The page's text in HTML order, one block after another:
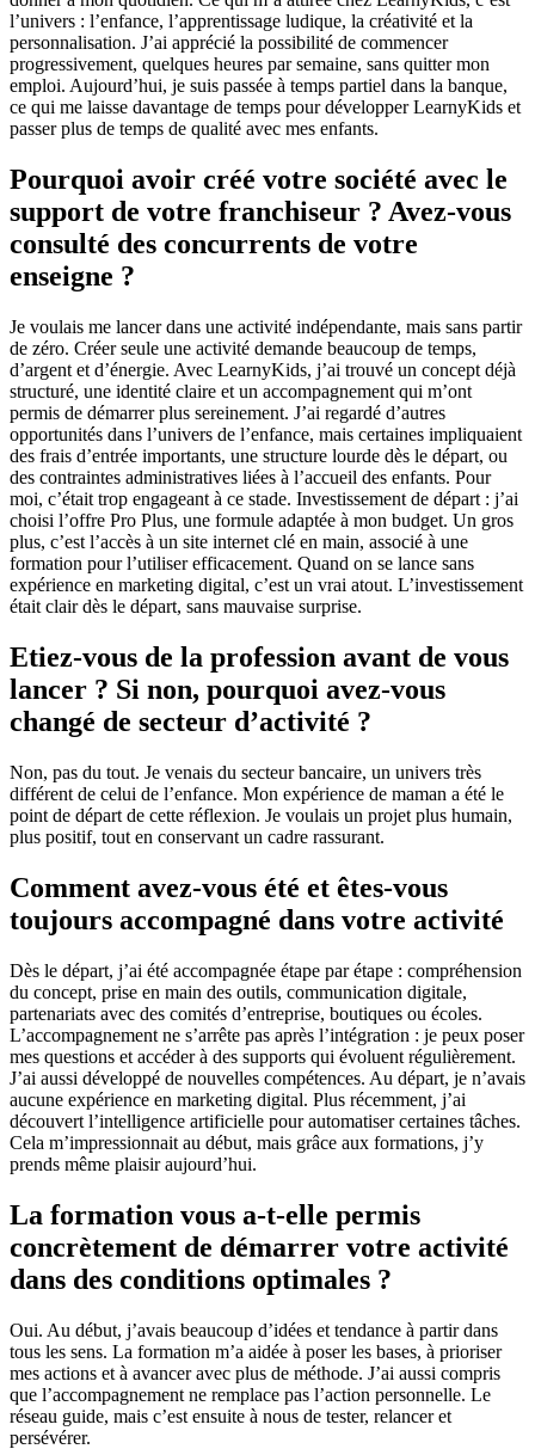
l’univers : l’enfance, l’apprentissage ludique, la créativité et la
personnalisation. J’ai apprécié la possibilité de commencer
progressivement, quelques heures par semaine, sans quitter mon
emploi. Aujourd’hui, je suis passée à temps partiel dans la banque,
ce qui me laisse davantage de temps pour développer LearnyKids et
passer plus de temps de qualité avec mes enfants.
Pourquoi avoir créé votre société avec le
support de votre franchiseur ? Avez-vous
consulté des concurrents de votre
enseigne ?
Je voulais me lancer dans une activité indépendante, mais sans partir
de zéro. Créer seule une activité demande beaucoup de temps,
d’argent et d’énergie. Avec LearnyKids, j’ai trouvé un concept déjà
structuré, une identité claire et un accompagnement qui m’ont
permis de démarrer plus sereinement. J’ai regardé d’autres
opportunités dans l’univers de l’enfance, mais certaines impliquaient
des frais d’entrée importants, une structure lourde dès le départ, ou
des contraintes administratives liées à l’accueil des enfants. Pour
moi, c’était trop engageant à ce stade. Investissement de départ : j’ai
choisi l’offre Pro Plus, une formule adaptée à mon budget. Un gros
plus, c’est l’accès à un site internet clé en main, associé à une
formation pour l’utiliser efficacement. Quand on se lance sans
expérience en marketing digital, c’est un vrai atout. L’investissement
était clair dès le départ, sans mauvaise surprise.
Etiez-vous de la profession avant de vous
lancer ? Si non, pourquoi avez-vous
changé de secteur d’activité ?
Non, pas du tout. Je venais du secteur bancaire, un univers très
différent de celui de l’enfance. Mon expérience de maman a été le
point de départ de cette réflexion. Je voulais un projet plus humain,
plus positif, tout en conservant un cadre rassurant.
Comment avez-vous été et êtes-vous
toujours accompagné dans votre activité
Dès le départ, j’ai été accompagnée étape par étape : compréhension
du concept, prise en main des outils, communication digitale,
partenariats avec des comités d’entreprise, boutiques ou écoles.
L’accompagnement ne s’arrête pas après l’intégration : je peux poser
mes questions et accéder à des supports qui évoluent régulièrement.
J’ai aussi développé de nouvelles compétences. Au départ, je n’avais
aucune expérience en marketing digital. Plus récemment, j’ai
découvert l’intelligence artificielle pour automatiser certaines tâches.
Cela m’impressionnait au début, mais grâce aux formations, j’y
prends même plaisir aujourd’hui.
La formation vous a-t-elle permis
concrètement de démarrer votre activité
dans des conditions optimales ?
Oui. Au début, j’avais beaucoup d’idées et tendance à partir dans
tous les sens. La formation m’a aidée à poser les bases, à prioriser
mes actions et à avancer avec plus de méthode. J’ai aussi compris
que l’accompagnement ne remplace pas l’action personnelle. Le
réseau guide, mais c’est ensuite à nous de tester, relancer et
persévérer.